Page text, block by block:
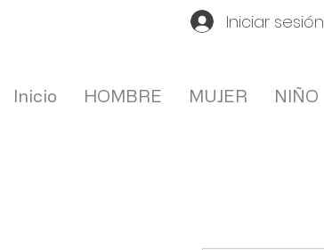
Iniciar sesión
Inicio HOMBRE MUJER NIÑO